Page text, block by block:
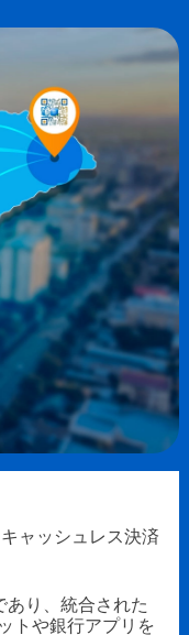
ャッシュレス決済
り、統合された
トや銀行アプリを